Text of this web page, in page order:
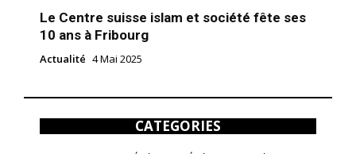
Le Centre suisse islam et société fête ses
10 ans à Fribourg
Actualité 4 Mai 2025
CATEGORIES